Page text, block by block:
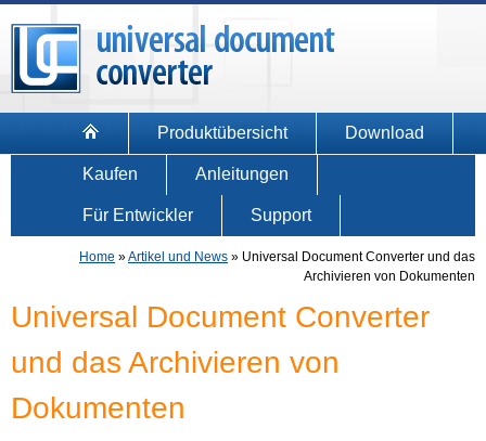
Produktübersicht Download
Kaufen Anleitungen
Für Entwickler Support
Home »Artikel und News » Universal Document Converter und das
Archivieren von Dokumenten
Universal Document Converter
und das Archivieren von
Dokumenten